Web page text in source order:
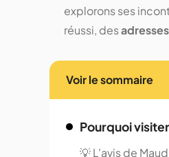
explorons ses
réussi, desadresses
Voir le sommaire
Pourquoi
💡 L'avis de